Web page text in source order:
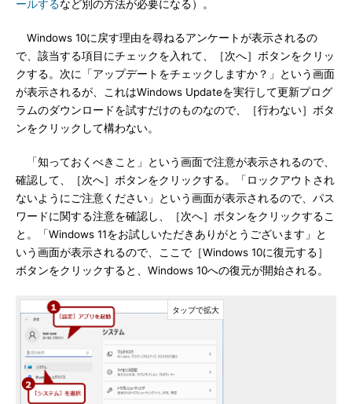
ールするなど別の方法が必要になる）。
Windows 10に戻す理由を尋ねるアンケートが表示されるの
で、該当する項目にチェックを入れて、［次へ］ボタンをクリッ
クする。次に「アップデートをチェックしますか？」という画面
が表示されるが、これはWindows Updateを実行して更新プログ
ラムのダウンロードを試すだけのものなので、［行わない］ボタ
ンをクリックして構わない。
「知っておくべきこと」という画面で注意が表示されるので、
確認して、［次へ］ボタンをクリックする。「ロックアウトされ
ないようにご注意ください」という画面が表示されるので、パス
ワードに関する注意を確認し、［次へ］ボタンをクリックするこ
と。「Windows 11をお試しいただきありがとうございます」と
いう画面が表示されるので、ここで［Windows 10に復元する］
ボタンをクリックすると、Windows 10への復元が開始される。